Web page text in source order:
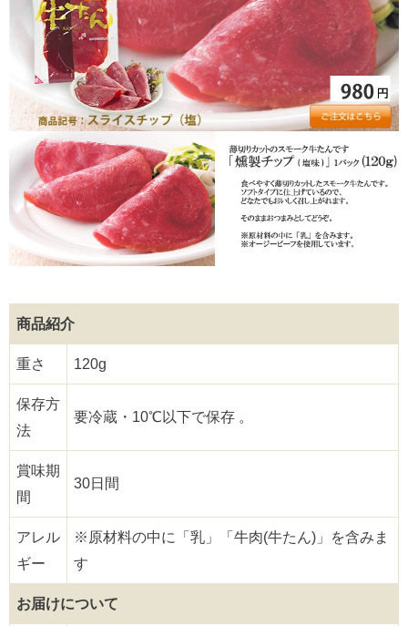
まるでお好み焼き 手提げ袋
5,001円以上 4,001円～5,000円
3,001円～4,000円 2,001円～3,000円
1,001円～2,000円 1,000円以下
商品紹介
重さ 120g
保存方
法
要冷蔵・10℃以下で保存 。
賞味期
間
30日間
アレル
ギー
※原材料の中に「乳」「牛肉(牛たん)」を含みま
す
お届けについて